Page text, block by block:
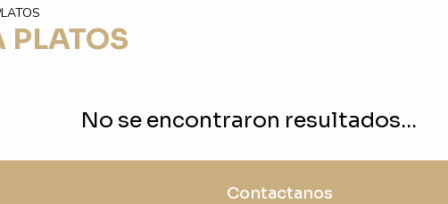
PLATOS
No se encontraron resultados...
Contactanos